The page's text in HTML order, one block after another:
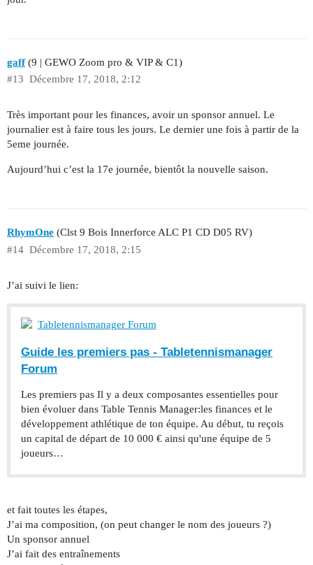
gaff(9 | GEWO Zoom pro & VIP & C1)
Décembre 17, 2018, 2:12
#13
Très important pour les finances, avoir un sponsor annuel. Le
journalier est à faire tous les jours. Le dernier une fois à partir de la
5eme journée.
Aujourd’hui c’est la 17e journée, bientôt la nouvelle saison.
RhymOne (Clst 9 Bois Innerforce ALC P1 CD D05 RV)
Décembre 17, 2018, 2:15
#14
J’ai suivi le lien:
Tabletennismanager Forum
Guide les premiers pas - Tabletennismanager
Forum
Les premiers pas Il y a deux composantes essentielles pour
bien évoluer dans Table Tennis Manager:les finances et le
développement athlétique de ton équipe. Au début, tu reçois
un capital de départ de 10 000 € ainsi qu'une équipe de 5
joueurs…
et fait toutes les étapes,
J’ai ma composition, (on peut changer le nom des joueurs ?)
Un sponsor annuel
J’ai fait des entraînements